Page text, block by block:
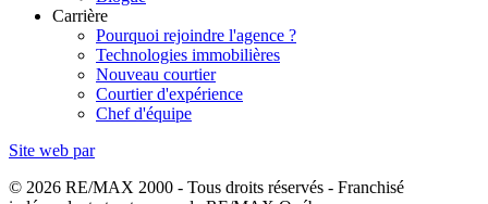
Carrière
Pourquoi rejoindre l'agence ?
Technologies immobilières
Nouveau courtier
Courtier d'expérience
Chef d'équipe
Site web par
© 2026 RE/MAX 2000 - Tous droits réservés - Franchisé